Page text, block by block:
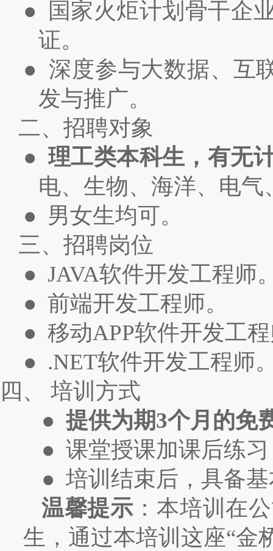
● 国家火炬计划骨干企
证。
● 深度参与大数据、互
发与推广。
二、招聘对象
●理工类本科生，有无
电、生物、海洋、电
● 男女生均可。
三、招聘岗位
● JAVA软件开发工程师
● 前端开发工程师。
● 移动APP软件开发工
● .NET软件开发工程师
四、 培训方式
●提供为期3个月的免
● 课堂授课加课后练
● 培训结束后，具备
温馨提示 ：本培训在
生，通过本培训这座“金